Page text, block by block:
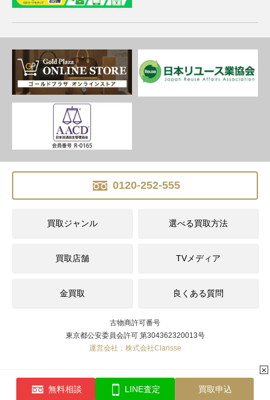
0120-252-555
買取ジャンル 選べる買取方法
買取店舗 TVメディア
金買取 良くある質問
古物商許可番号
東京都公安委員会許可 第304362320013号
運営会社：株式会社Clarisse
✕
無料相談 LINE査定 買取申込